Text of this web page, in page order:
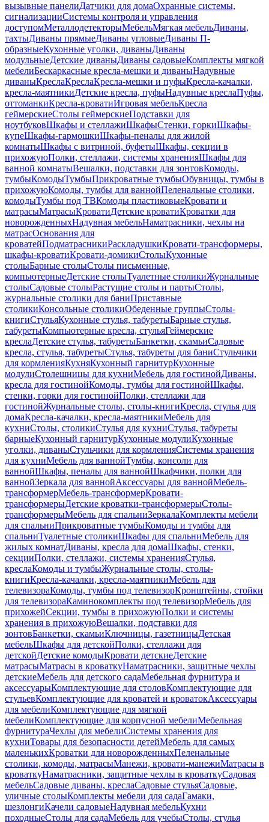
вызывные панелиДатчики для домаОхранные системы,
сигнализацииСистемы контроля и управления
доступомМеталлодетекторыМебельМягкая мебельДиваны,
тахтыДиваны прямыеДиваны угловыеДиваны П-
образныеКухонные уголки, диваныДиваны
модульныеДетские диваныДиваны садовыеКомплекты мягкой
мебелиБескаркасные кресла-мешки и диваныНадувные
диваныКреслаКреслаКресла-мешки и пуфыКресла-качалки,
кресла-маятникиДетские кресла, пуфыНадувные креслаПуфы,
оттоманкиКресла-кроватиИгровая мебельКресла
геймерскиеСтолы геймерскиеПодставки для
ноутбуковШкафы и стеллажиШкафыСтенки, горкиШкафы-
купеШкафы-гармошкиШкафы-пеналы для жилой
комнатыШкафы с витриной, буфетыШкафы, секции в
прихожуюПолки, стеллажи, системы храненияШкафы для
ванной комнатыВешалки, подставки для зонтовКомоды,
тумбыКомодыТумбыПрикроватные тумбыОбувницы, тумбы в
прихожуюКомоды, тумбы для ваннойПеленальные столики,
комодыТумбы под ТВКомоды пластиковыеКровати и
матрасыМатрасыКроватиДетские кроватиКроватки для
новорожденныхНадувная мебельНаматрасники, чехлы на
матрасОснования для
кроватейПодматрасникиРаскладушкиКровати-трансформеры,
шкафы-кроватиКровати-домикиСтолыКухонные
столыБарные столыСтолы письменные,
компьютерныеДетские столыТуалетные столикиЖурнальные
столыСадовые столыРастущие столы и партыСтолы,
журнальные столики для баниПриставные
столикиКонсольные столикиОбеденные группыСтолы-
книгиСтульяКухонные стулья, табуретыБарные стулья,
табуретыКомпьютерные кресла, стульяГеймерские
креслаДетские стулья, табуретыБанкетки, скамьиСадовые
кресла, стулья, табуретыСтулья, табуреты для баниСтульчики
для кормленияКухняКухонный гарнитурКухонные
модулиСтолешницы для кухниМебель для гостинойДиваны,
кресла для гостинойКомоды, тумбы для гостинойШкафы,
стенки, горки для гостинойПолки, стеллажи для
гостинойЖурнальные столы, столы-книгиКресла, стулья для
домаКресла-качалки, кресла-маятникиМебель для
кухниСтолы, столикиСтулья для кухниСтулья, табуреты
барныеКухонный гарнитурКухонные модулиКухонные
уголки, диваныСтульчики для кормленияСистемы хранения
для кухниМебель для ваннойТумбы, консоли для
ваннойШкафы, пеналы для ваннойШкафчики, полки для
ваннойЗеркала для ваннойАксессуары для ваннойМебель-
трансформерМебель-трансформерКровати-
трансформерыДетские кроватки-трансформерыСтолы-
трансформерыМебель для спальниЗеркалаКомплекты мебели
для спальниПрикроватные тумбыКомоды и тумбы для
спальниТуалетные столикиШкафы для спальниМебель для
жилых комнатДиваны, кресла для домаШкафы, стенки,
секцииПолки, стеллажи, системы храненияСтулья,
креслаКомоды и тумбыЖурнальные столы, столы-
книгиКресла-качалки, кресла-маятникиМебель для
телевизораКомоды, тумбы под телевизорКронштейны, стойки
для телевизораКаминокомплекты под телевизорМебель для
прихожейСекции, тумбы в прихожуюПолки и системы
хранения в прихожуюВешалки, подставки для
зонтовБанкетки, скамьиКлючницы, газетницыДетская
мебельШкафы для детскойПолки, стеллажи для
детскойДетские комодыКровати детскиеДетские
матрасыМатрасы в кроваткуНаматрасники, защитные чехлы
детскиеМебель для детского садаМебельная фурнитура и
аксессуарыКомплектующие для столовКомплектующие для
стульевКомплектующие для кроватей и кроватокАксессуары
для мебелиКомплектующие для мягкой
мебелиКомплектующие для корпусной мебелиМебельная
фурнитураЧехлы для мебелиСистемы хранения для
кухниТовары для безопасности детейМебель для самых
маленькихКроватки для новорожденныхПеленальные
столики, комоды, матрасыМанежи, кровати-манежиМатрасы в
кроваткуНаматрасники, защитные чехлы в кроваткуСадовая
мебельСадовые диваны, креслаСадовые стульяСадовые,
уличные столыКомплекты мебели для садаГамаки,
шезлонгиКачели садовыеНадувная мебельКухни
походныеСтолы для садаМебель для учебыСтолы, стулья